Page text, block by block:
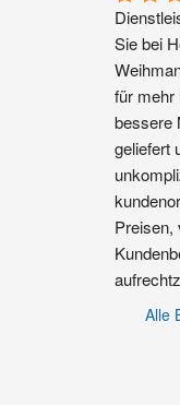
Sie bei
für mehr
bessere
geliefert
Preisen,
Alle